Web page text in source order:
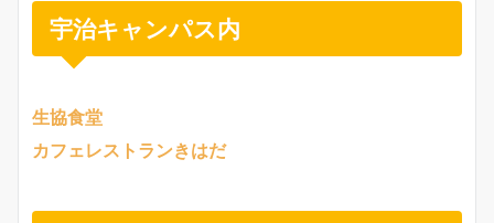
宇治キャンパス内
生協食堂
カフェレストランきはだ